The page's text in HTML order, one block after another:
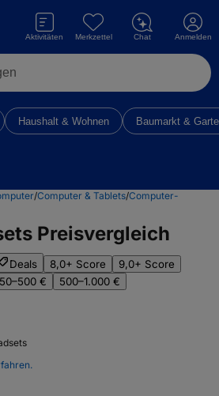
Aktivitäten Merkzettel Chat Anmelden
Haushalt & Wohnen Baumarkt &
/Computer & Tablets/Computer-
Preisvergleich
Deals 8,0+ Score
9,0+ Score
€
500–1.000 €